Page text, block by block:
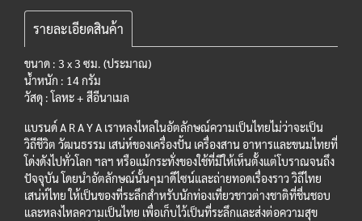
รายละเอียดสินค้า
ขนาด : 3 x 3 ซม. (ประมาณ)
น้ำหนัก : 14 กรัม
วัสดุ : โลหะ + สีอีนาเมล
แบรนด์ A R A Y A เราหลงไหลในอัตลักษณ์ความเป็นไทยไม่ว่าจะเป็น
วิถีชีวิต วัฒนธรรม เสน่ห์ของเครื่องปั้น เครื่องสาน อาหารและขนมไทยที่
โด่งดังไปทั่วโลก ฯลฯ หรือแม้กระทั่งของใช้ที่มีให้เห็นตั้งแต่โบราณจนถึง
ปัจจุบัน โดยนำอัตลักษณ์นั้นๆมาดีไซน์และถ่ายทอดเรื่องราว วิถีไทย
เสน่ห์ไทย ให้เป็นของที่ระลึกสำหรับนักท่องเที่ยวชาวต่างชาติที่ชื่นชอบ
และหลงไหลความเป็นไทย เพื่อเก็บไว้เป็นที่ระลึกและส่งต่อความสุข